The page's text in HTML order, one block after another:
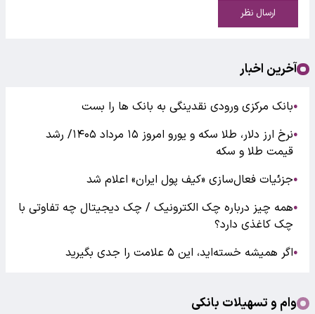
ارسال نظر
آخرین اخبار
●بانک مرکزی ورودی نقدینگی به بانک ها را بست
●
نرخ ارز دلار، طلا سکه و یورو امروز ۱۵ مرداد ۱۴۰۵/ رشد
قیمت طلا و سکه
●جزئیات فعال‌سازی «کیف پول ایران» اعلام شد
●همه چیز درباره چک الکترونیک / چک دیجیتال چه تفاوتی با
چک کاغذی دارد؟
●اگر همیشه خسته‌اید، این ۵ علامت را جدی بگیرید
وام و تسهیلات بانکی